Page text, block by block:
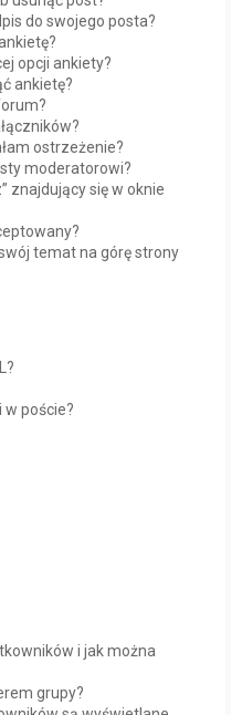
do swojego posta?
opcji ankiety?
ankietę?
ostrzeżenie?
moderatorowi?
znajdujący się w oknie
temat na górę strony
poście?
i jak można
grupy?